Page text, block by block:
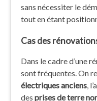
sans nécessiter le
tout en étant
Cas des
Dans le cadre d’une
sont fréquentes. On
électriques anciens,
des prises de terre